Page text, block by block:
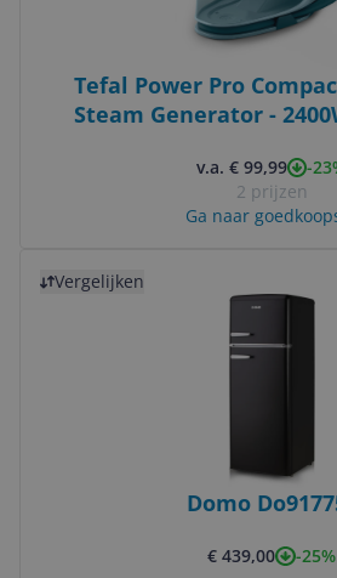
Tefal Power Pro
Steam Generator -
Soleplate, 7 bar, 1.7L
v.a. € 99,99
-
2 prijzen
Ga naar
Vergelijken
Domo
€ 439,00 -25%